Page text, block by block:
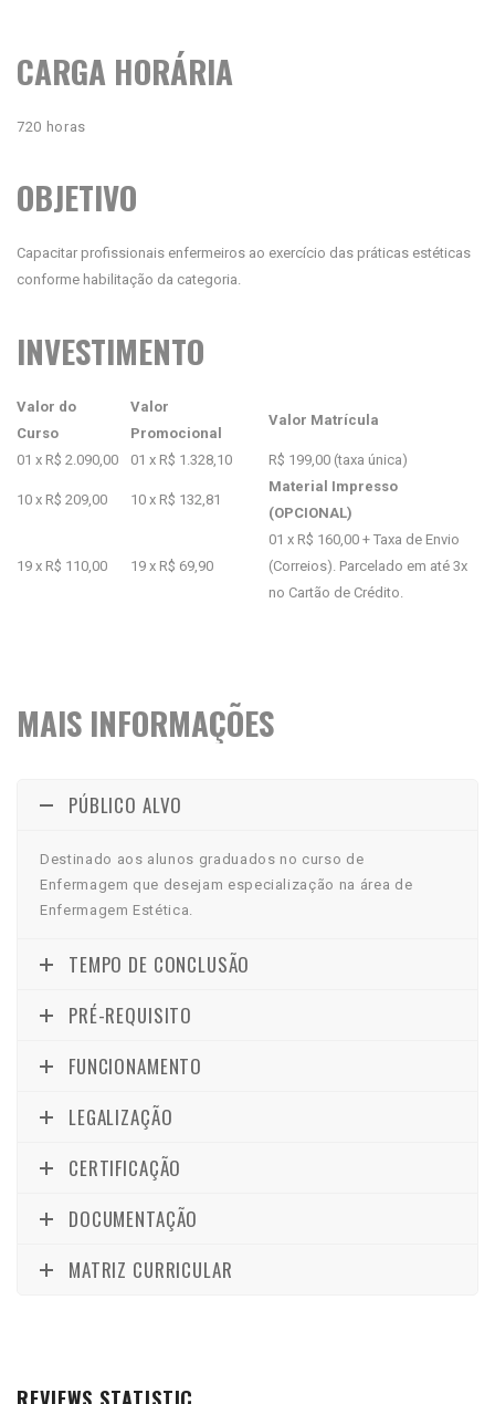
CARGA HORÁRIA
720 horas
OBJETIVO
Capacitar profissionais enfermeiros ao exercício das práticas estéticas
conforme habilitação da categoria.
INVESTIMENTO
Valor do
Curso
Valor
Promocional
Valor Matrícula
01 x R$ 2.090,00 01 x R$ 1.328,10 R$ 199,00 (taxa única)
10 x R$ 209,00 10 x R$ 132,81
Material Impresso
(OPCIONAL)
19 x R$ 110,00 19 x R$ 69,90
01 x R$ 160,00 + Taxa de Envio
(Correios). Parcelado em até 3x
no Cartão de Crédito.
MAIS INFORMAÇÕES
PÚBLICO ALVO
Destinado aos alunos graduados no curso de
Enfermagem que desejam especialização na área de
Enfermagem Estética.
TEMPO DE CONCLUSÃO
PRÉ-REQUISITO
FUNCIONAMENTO
LEGALIZAÇÃO
CERTIFICAÇÃO
DOCUMENTAÇÃO
MATRIZ CURRICULAR